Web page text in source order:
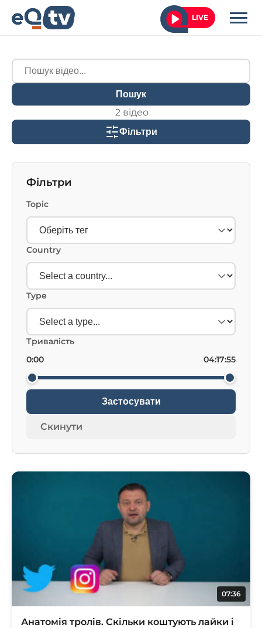
LIVE
Пошук
2 відео
Фільтри
Фільтри
Topic
Country
Type
Тривалість
0:00
04:17:55
Застосувати
Скинути
07:36
Анатомія тролів. Скільки коштують лайки і